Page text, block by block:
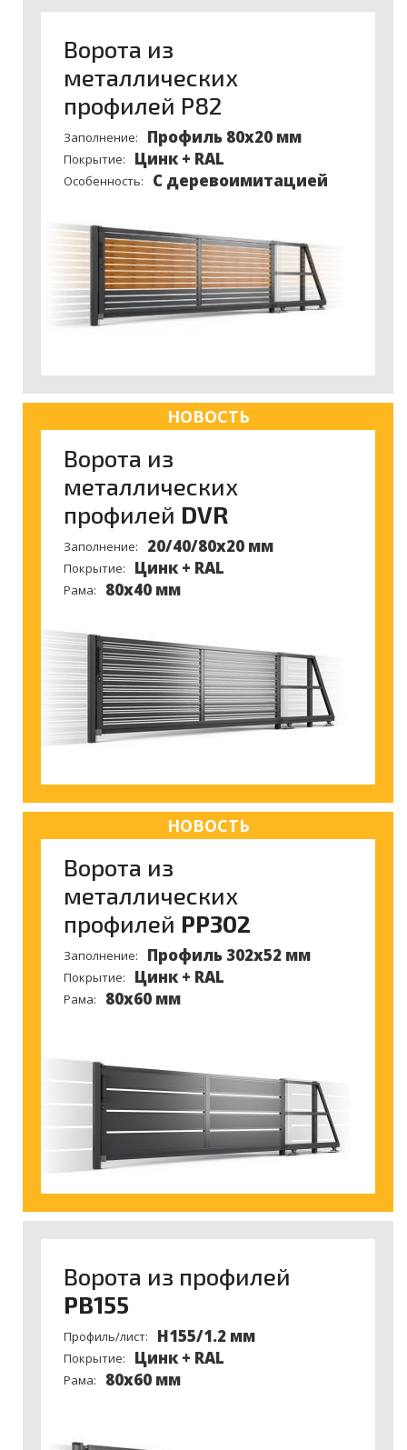
Ворота из
металлических
профилей P82
Заполнение: Профиль 80х20 мм
Покрытие: Цинк + RAL
Особенность: С деревоимитацией
НОВОСТЬ
Ворота из
металлических
профилей DVR
Заполнение: 20/40/80x20 мм
Покрытие: Цинк + RAL
Рама: 80x40 мм
НОВОСТЬ
Ворота из
металлических
профилей PP302
Заполнение: Профиль 302х52 мм
Покрытие: Цинк + RAL
Рама: 80х60 мм
Ворота из профилей
PB155
Профиль/лист: H155/1.2 мм
Покрытие: Цинк + RAL
Рама: 80х60 мм